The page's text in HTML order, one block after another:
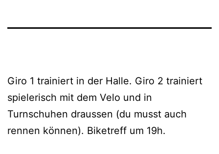
Giro 1 trainiert in der Halle. Giro 2 trainiert
spielerisch mit dem Velo und in
Turnschuhen draussen (du musst auch
rennen können). Biketreff um 19h.